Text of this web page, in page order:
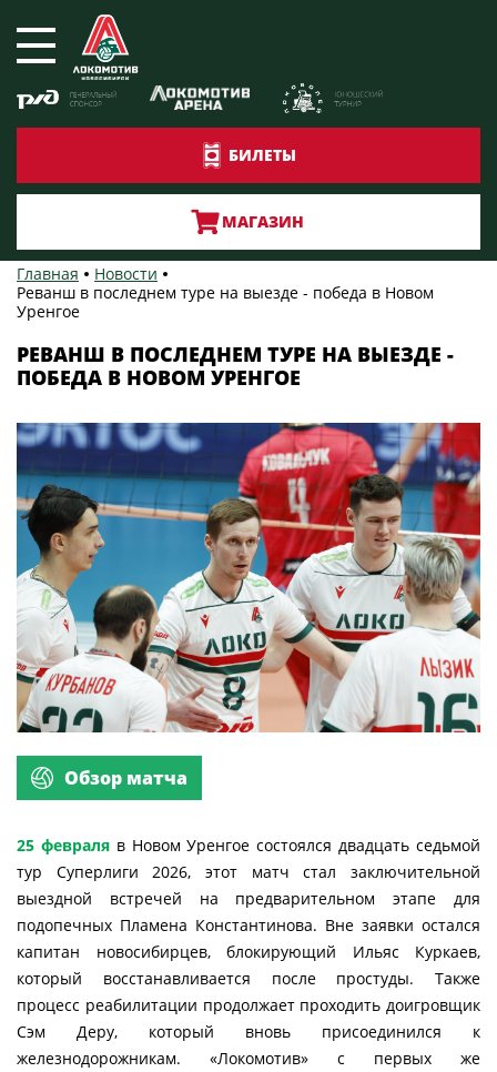
БИЛЕТЫ
МАГАЗИН
Главная
Новости
Реванш в последнем туре на выезде - победа в Новом
Уренгое
РЕВАНШ В ПОСЛЕДНЕМ ТУРЕ НА ВЫЕЗДЕ -
ПОБЕДА В НОВОМ УРЕНГОЕ
Обзор матча
25 февраляв Новом Уренгое состоялся двадцать седьмой
тур Суперлиги 2026, этот матч стал заключительной
выездной встречей на предварительном этапе для
подопечных Пламена Константинова. Вне заявки остался
капитан новосибирцев, блокирующий Ильяс Куркаев,
который восстанавливается после простуды. Также
процесс реабилитации продолжает проходить доигровщик
Сэм Деру, который вновь присоединился к
железнодорожникам. «Локомотив» с первых же